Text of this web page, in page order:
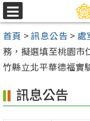
跳
至
主
要
內
區
選
單
首頁 >訊息公告 > 處
務，擬選填至桃園市
竹縣立北平華德福實
訊息公告